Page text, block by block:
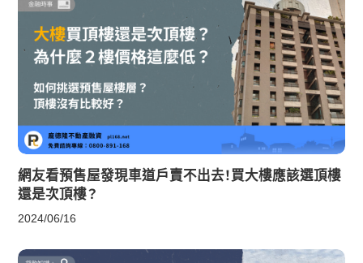
網友看預售屋發現車道戶賣不出去！買大樓應該選頂樓
還是次頂樓？
2024/06/16